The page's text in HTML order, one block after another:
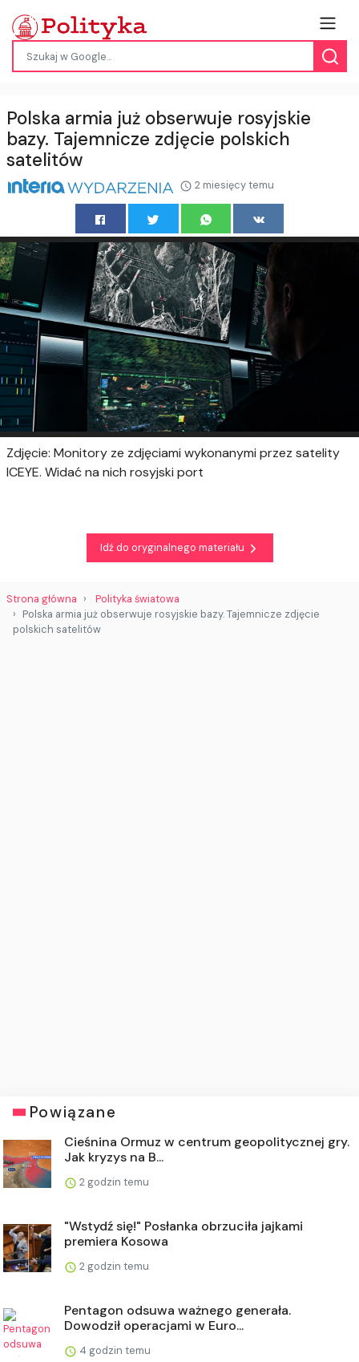
Polska armia już obserwuje rosyjskie
bazy. Tajemnicze zdjęcie polskich
satelitów
2 miesięcy temu
Zdjęcie: Monitory ze zdjęciami wykonanymi przez satelity
ICEYE. Widać na nich rosyjski port
Idź do oryginalnego materiału
Strona główna
Polityka światowa
Polska armia już obserwuje rosyjskie bazy. Tajemnicze zdjęcie
polskich satelitów
Powiązane
Cieśnina Ormuz w centrum geopolitycznej gry.
Jak kryzys na B...
2 godzin temu
"Wstydź się!" Posłanka obrzuciła jajkami
premiera Kosowa
2 godzin temu
Pentagon odsuwa ważnego generała.
Dowodził operacjami w Euro...
4 godzin temu